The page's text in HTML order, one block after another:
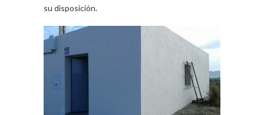
su disposición.